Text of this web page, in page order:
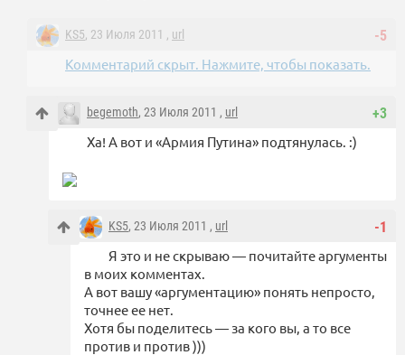
-5
KS5, 23 Июля 2011 , url
Комментарий скрыт. Нажмите, чтобы показать.
+3
begemoth, 23 Июля 2011 , url
Ха! А вот и «Армия Путина» подтянулась. :)
-1
KS5, 23 Июля 2011 , url
Я это и не скрываю — почитайте аргументы
в моих комментах.
А вот вашу «аргументацию» понять непросто,
точнее ее нет.
Хотя бы поделитесь — за кого вы, а то все
против и против )))